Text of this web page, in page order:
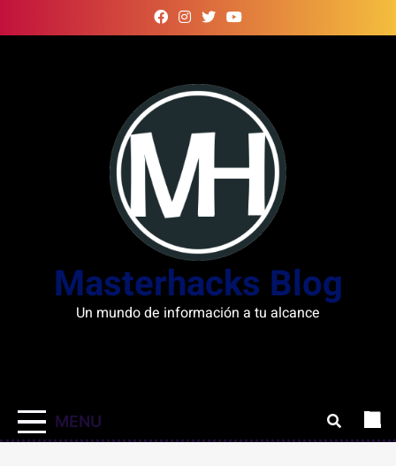
to
Masterhacks Blog
Un mundo de información a tu alcance
MENU